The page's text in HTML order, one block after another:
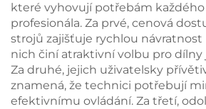
které vyhovují potřebám
profesionála. Za prvé, cenová
strojů zajišťuje rychlou návratnost
nich činí atraktivní volbu pro dílny
Za druhé, jejich uživatelsky
znamená, že technici potřebují
efektivnímu ovládání. Za třetí,